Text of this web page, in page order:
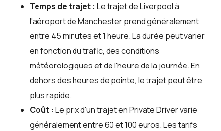
Temps de trajet : Le trajet de Liverpool à
l'aéroport de Manchester prend généralement
entre 45 minutes et 1 heure. La durée peut varier
en fonction du trafic, des conditions
météorologiques et de l'heure de la journée. En
dehors des heures de pointe, le trajet peut être
plus rapide.
Coût : Le prix d'un trajet en Private Driver varie
généralement entre 60 et 100 euros. Les tarifs